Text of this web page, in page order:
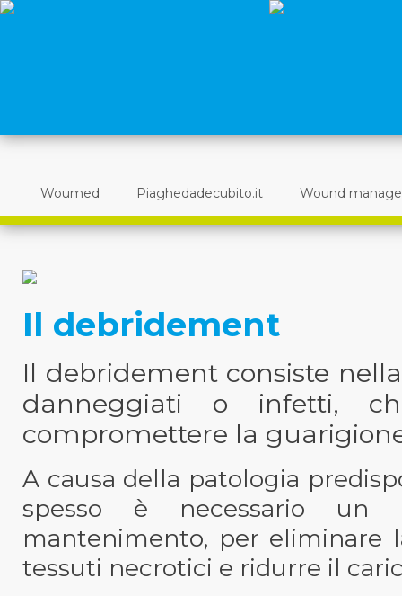
Woumed Piaghedadecubito.it Wound
Il debridement
Il debridement consiste
danneggiati o infetti,
compromettere la
A causa della patologia
spesso è necessario un
mantenimento, per eliminare
tessuti necrotici e ridurre il